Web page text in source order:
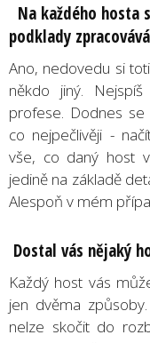
Na každého hosta
podklady
Ano, nedovedu si
někdo jiný.
profese. Dodnes
co nejpečlivěji -
vše, co daný host
jedině na základě
Alespoň v mém
Dostal vás nějaký
Každý host vás
jen dvěma
nelze skočit do